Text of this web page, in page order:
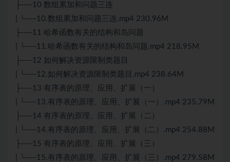
├──10 数组累加和问题三连
| └──10.数组累加和问题三连.mp4 230.96M
├──11 哈希函数有关的结构和岛问题
| └──11.哈希函数有关的结构和岛问题.mp4 218.95M
├──12 如何解决资源限制类题目
| └──12.如何解决资源限制类题目.mp4 238.64M
├──13 有序表的原理、应用、扩展（一）
| └──13.有序表的原理、应用、扩展（一）.mp4 235.79M
├──14 有序表的原理、应用、扩展（二）
| └──14.有序表的原理、应用、扩展（二）.mp4 254.88M
├──15 有序表的原理、应用、扩展（三）
| └──15.有序表的原理、应用、扩展（三）.mp4 279.58M